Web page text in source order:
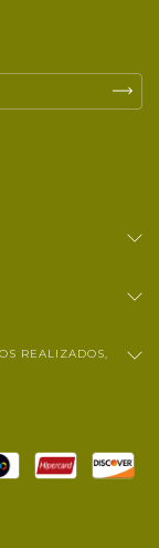
REALIZADOS,